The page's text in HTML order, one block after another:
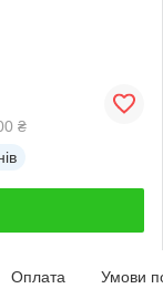
₴
Оплата Умови